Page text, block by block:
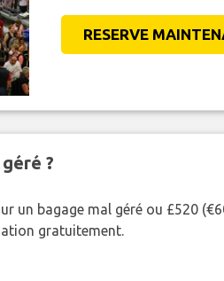
RESERVE
?
un bagage mal géré ou £520
gratuitement.